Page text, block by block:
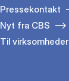
Pressekontakt
Nyt fra CBS
Til virksomheder